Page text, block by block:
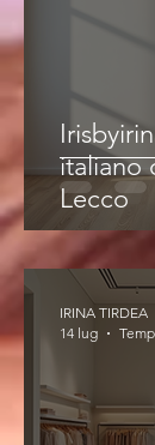
italiano
Lecco
IRINA TIRDEA
14 lug